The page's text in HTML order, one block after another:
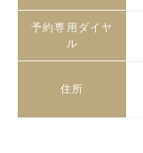
予約専用ダイヤ
ル
住所